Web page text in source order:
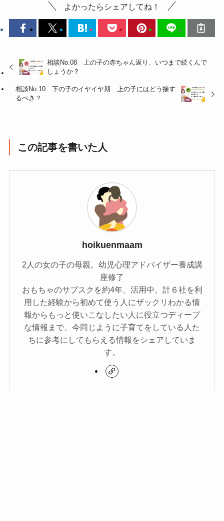
よかったらシェアしてね！
相談No.08 上の子の赤ちゃん返り、いつまで続くんで
しょうか？
相談No.10 下の子のイヤイヤ期 上の子にはどう接す
るべき？
この記事を書いた人
hoikuenmaam
2人の女の子の母親。幼児心理アドバイザー養成講
座修了
おもちゃのサブスクを約4年、活用中。計６社を利
用した経験から初めて使う人にザックリわかる情
報からもっと使いこなしたい人に役立つディープ
な情報まで、今同じように子育てをしている人た
ちに参考にしてもらえる情報をシェアしていま
す。